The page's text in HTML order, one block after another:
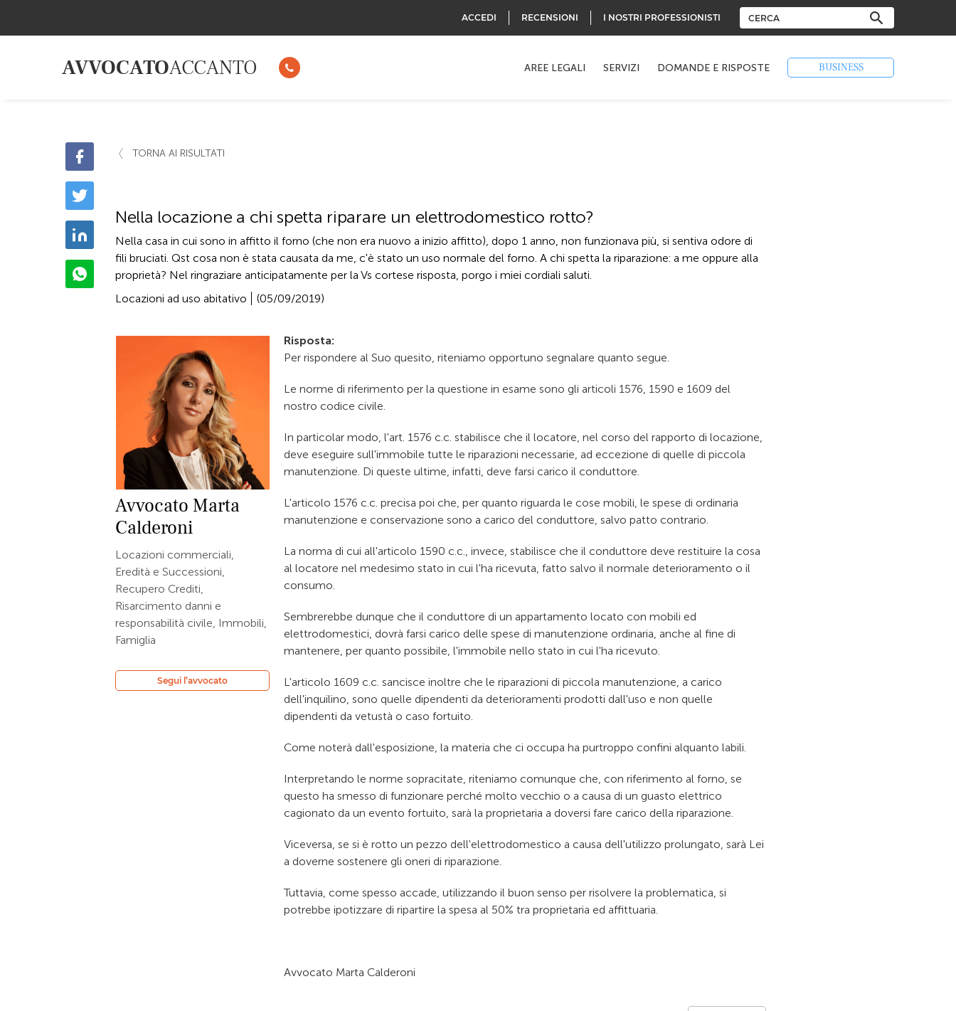
ACCEDI RECENSIONI I NOSTRI PROFESSIONISTI
AVVOCATOACCANTO AREE LEGALI SERVIZI DOMANDE E RISPOSTE BUSINESS
TORNA AI RISULTATI
Nella locazione a chi spetta riparare un elettrodomestico rotto?
Nella casa in cui sono in affitto il forno (che non era nuovo a inizio affitto), dopo 1 anno, non funzionava più, si sentiva odore di
fili bruciati. Qst cosa non è stata causata da me, c'è stato un uso normale del forno. A chi spetta la riparazione: a me oppure alla
proprietà? Nel ringraziare anticipatamente per la Vs cortese risposta, porgo i miei cordiali saluti.
Locazioni ad uso abitativo
(05/09/2019)
Avvocato Marta
Calderoni
Locazioni commerciali,
Eredità e Successioni,
Recupero Crediti,
Risarcimento danni e
responsabilità civile, Immobili,
Famiglia
Segui l’avvocato
Risposta:
Per rispondere al Suo quesito, riteniamo opportuno segnalare quanto segue.
Le norme di riferimento per la questione in esame sono gli articoli 1576, 1590 e 1609 del
nostro codice civile.
In particolar modo, l'art. 1576 c.c. stabilisce che il locatore, nel corso del rapporto di locazione,
deve eseguire sull'immobile tutte le riparazioni necessarie, ad eccezione di quelle di piccola
manutenzione. Di queste ultime, infatti, deve farsi carico il conduttore.
L'articolo 1576 c.c. precisa poi che, per quanto riguarda le cose mobili, le spese di ordinaria
manutenzione e conservazione sono a carico del conduttore, salvo patto contrario.
La norma di cui all'articolo 1590 c.c., invece, stabilisce che il conduttore deve restituire la cosa
al locatore nel medesimo stato in cui l'ha ricevuta, fatto salvo il normale deterioramento o il
consumo.
Sembrerebbe dunque che il conduttore di un appartamento locato con mobili ed
elettrodomestici, dovrà farsi carico delle spese di manutenzione ordinaria, anche al fine di
mantenere, per quanto possibile, l'immobile nello stato in cui l'ha ricevuto.
L'articolo 1609 c.c. sancisce inoltre che le riparazioni di piccola manutenzione, a carico
dell'inquilino, sono quelle dipendenti da deterioramenti prodotti dall'uso e non quelle
dipendenti da vetustà o caso fortuito.
Come noterà dall'esposizione, la materia che ci occupa ha purtroppo confini alquanto labili.
Interpretando le norme sopracitate, riteniamo comunque che, con riferimento al forno, se
questo ha smesso di funzionare perché molto vecchio o a causa di un guasto elettrico
cagionato da un evento fortuito, sarà la proprietaria a doversi fare carico della riparazione.
Viceversa, se si è rotto un pezzo dell'elettrodomestico a causa dell'utilizzo prolungato, sarà Lei
a doverne sostenere gli oneri di riparazione.
Tuttavia, come spesso accade, utilizzando il buon senso per risolvere la problematica, si
potrebbe ipotizzare di ripartire la spesa al 50% tra proprietaria ed affittuaria.
Avvocato Marta Calderoni